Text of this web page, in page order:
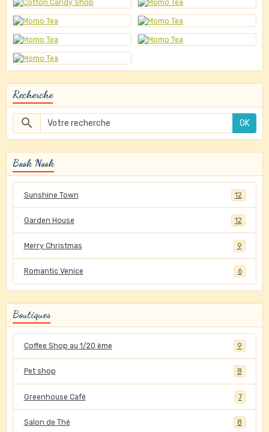
Recherche
OK
Book Nook
Sunshine Town 12
Garden House 12
Merry Christmas 9
Romantic Venice 6
Boutiques
Coffee Shop au 1/20 ème 9
Pet shop 8
Greenhouse Café 7
Salon de Thé 8